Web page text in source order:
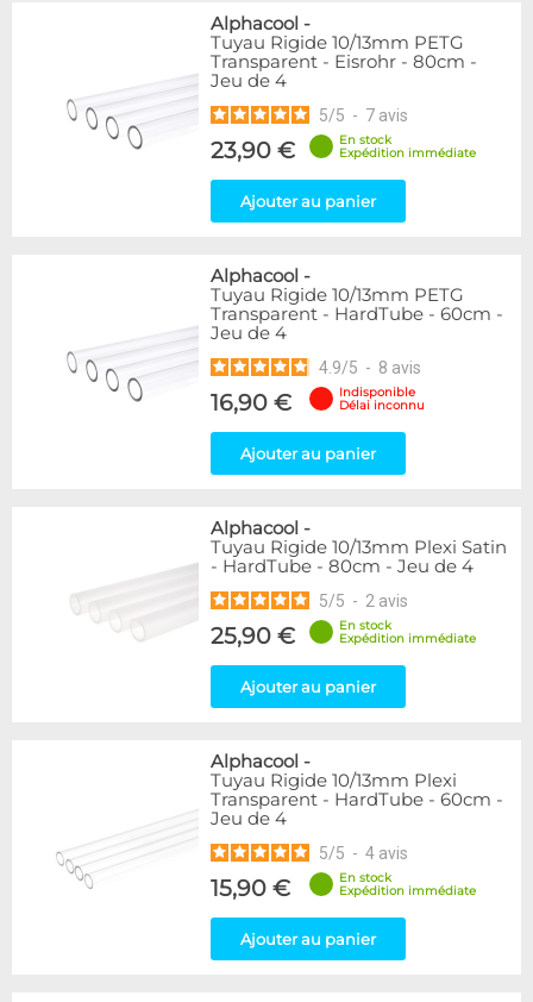
Alphacool -
Tuyau Rigide 10/13mm PETG
Transparent - Eisrohr - 80cm -
Jeu de 4
5/5 - 7 avis
23,90 €
En stock
Expédition immédiate
Ajouter au panier
Alphacool -
Tuyau Rigide 10/13mm PETG
Transparent - HardTube - 60cm -
Jeu de 4
4.9/5 - 8 avis
16,90 €
Indisponible
Délai inconnu
Ajouter au panier
Alphacool -
Tuyau Rigide 10/13mm Plexi Satin
- HardTube - 80cm - Jeu de 4
5/5 - 2 avis
25,90 €
En stock
Expédition immédiate
Ajouter au panier
Alphacool -
Tuyau Rigide 10/13mm Plexi
Transparent - HardTube - 60cm -
Jeu de 4
5/5 - 4 avis
15,90 €
En stock
Expédition immédiate
Ajouter au panier